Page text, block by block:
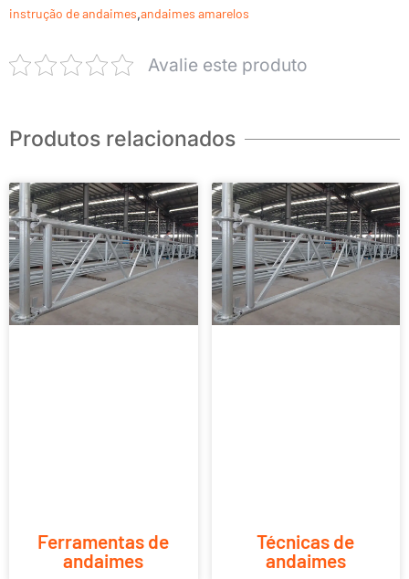
instrução de andaimes,andaimes amarelos
Avalie este produto
Produtos relacionados
Ferramentas de
andaimes
Técnicas de
andaimes